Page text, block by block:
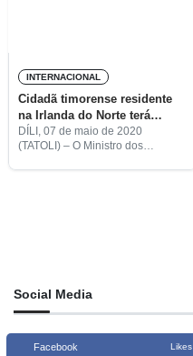
INTERNACIONAL
Cidadã timorense residente
na Irlanda do Norte terá
morrido com covid-19
DÍLI, 07 de maio de 2020
(TATOLI) – O Ministro dos
Social Media
Facebook Likes